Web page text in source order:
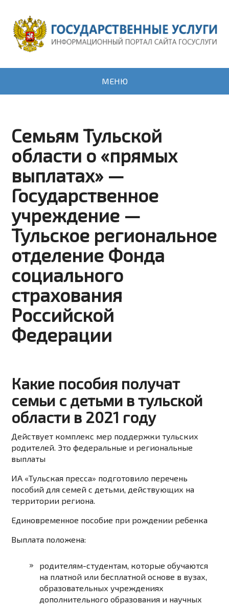
МЕНЮ
Семьям Тульской
области о «прямых
выплатах» —
Государственное
учреждение —
Тульское региональное
отделение Фонда
социального
страхования
Российской
Федерации
Какие пособия получат
семьи с детьми в тульской
области в 2021 году
Действует комплекс мер поддержки тульских
родителей. Это федеральные и региональные
выплаты
ИА «Тульская пресса» подготовило перечень
пособий для семей с детьми, действующих на
территории региона.
Единовременное пособие при рождении ребенка
Выплата положена:
родителям-студентам, которые обучаются
на платной или бесплатной основе в вузах,
образовательных учреждениях
дополнительного образования и научных